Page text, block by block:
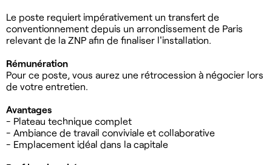
Le poste requiert impérativement un transfert de
conventionnement depuis un arrondissement de Paris
relevant de la ZNP afin de finaliser l'installation.
Rémunération
Pour ce poste, vous aurez une rétrocession à négocier lors
de votre entretien.
Avantages
- Plateau technique complet
- Ambiance de travail conviviale et collaborative
- Emplacement idéal dans la capitale